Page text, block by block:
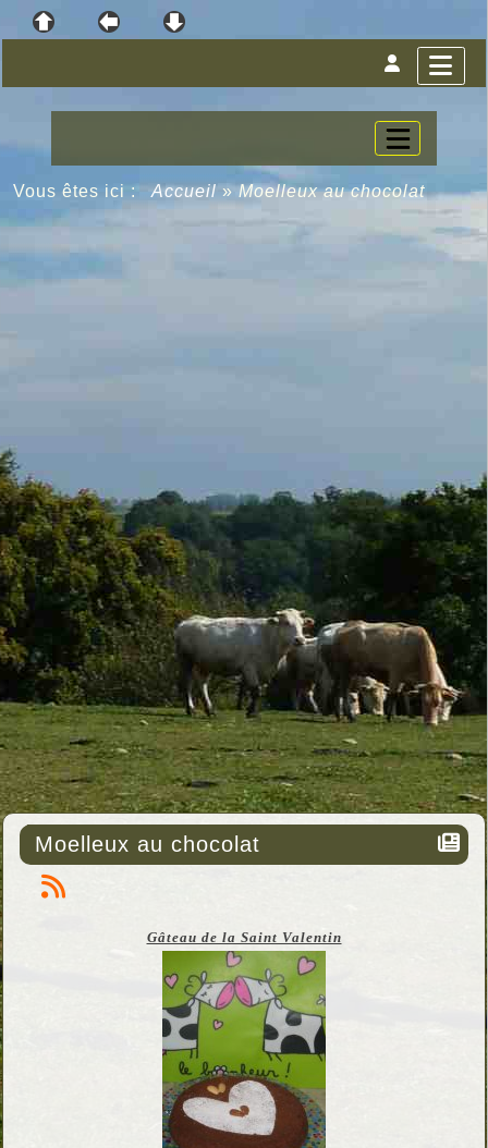
Vous êtes ici : Accueil »Moelleux au chocolat
Moelleux au chocolat
Gâteau de la Saint Valentin